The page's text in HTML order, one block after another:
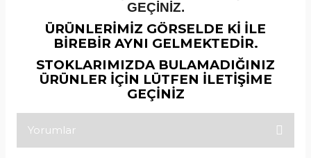
GEÇİNİZ.
ÜRÜNLERİMİZ GÖRSELDE Kİ İLE
BİREBİR AYNI GELMEKTEDİR.
STOKLARIMIZDA BULAMADIĞINIZ
ÜRÜNLER İÇİN LÜTFEN İLETİŞİME
GEÇİNİZ
Yorumlar